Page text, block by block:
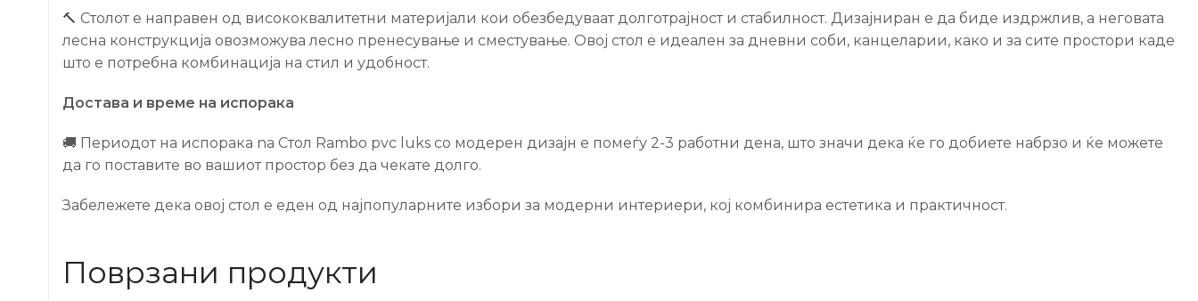
🔨 Столот е направен од висококвалитетни материјали кои обезбедуваат долготрајност и стабилност. Дизајниран е да биде издржлив, а неговата
лесна конструкција овозможува лесно пренесување и сместување. Овој стол е идеален за дневни соби, канцеларии, како и за сите простори каде
што е потребна комбинација на стил и удобност.
Достава и време на испорака
🚚 Периодот на испорака na Стол Rambo pvc luks со модерен дизајн е помеѓу 2-3 работни дена, што значи дека ќе го добиете набрзо и ќе можете
да го поставите во вашиот простор без да чекате долго.
Забележете дека овој стол е еден од најпопуларните избори за модерни интериери, кој комбинира естетика и практичност.
Поврзани продукти